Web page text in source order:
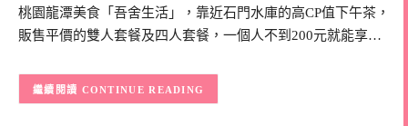
桃園龍潭美食「吾舍生活」，靠近石門水庫的高CP值下午茶，
販售平價的雙人套餐及四人套餐，一個人不到200元就能享…
CONTINUE READING